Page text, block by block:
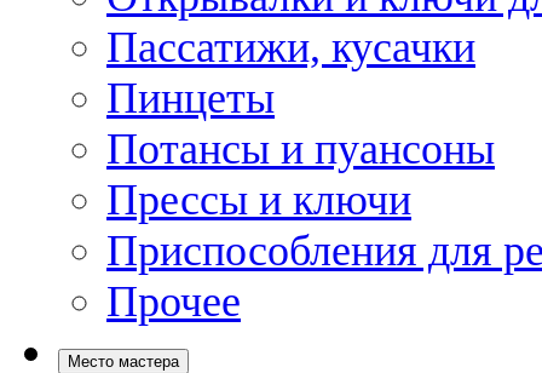
Пассатижи, кусачки
Пинцеты
Потансы и пуансоны
Прессы и ключи
Приспособления для
Прочее
Место мастера